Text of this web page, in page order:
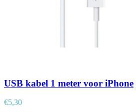
USB kabel 1 meter voor iPhone
€5,30